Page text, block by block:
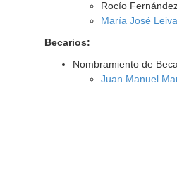
Rocío
María José
Becarios:
Nombramiento de
Juan Manuel